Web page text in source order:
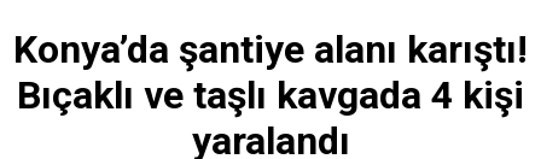
Konya’da şantiye alanı karıştı!
Bıçaklı ve taşlı kavgada 4 kişi
yaralandı